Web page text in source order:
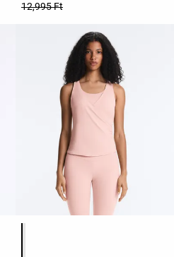
12,995 Ft